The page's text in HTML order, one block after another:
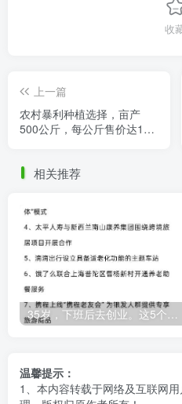
收
上一篇
农村暴利种植选择，亩产
500公斤，每公斤售价达120
相关推荐
温馨提示：
1、本内容转载于网络及互联网